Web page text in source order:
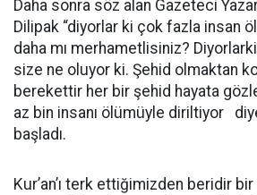
Daha sonra söz alan Gazeteci
Dilipak “diyorlar ki çok fazla insan
daha mı merhametlisiniz?
size ne oluyor ki. Şehid olmaktan
berekettir her bir şehid hayata
az bin insanı ölümüyle diriltiyor
başladı.
Kur’an’ı terk ettiğimizden beridir